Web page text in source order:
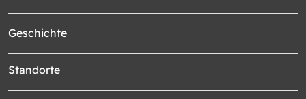
Geschichte
Standorte